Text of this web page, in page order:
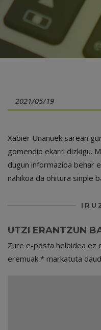
2021/05/19
Xabier Unanuek sarean
gomendio ekarri dizkigu.
dugun informazioa behar
nahikoa da ohitura sinple
UTZI ERANTZUN
Zure e-posta helbidea ez
eremuak * markatuta